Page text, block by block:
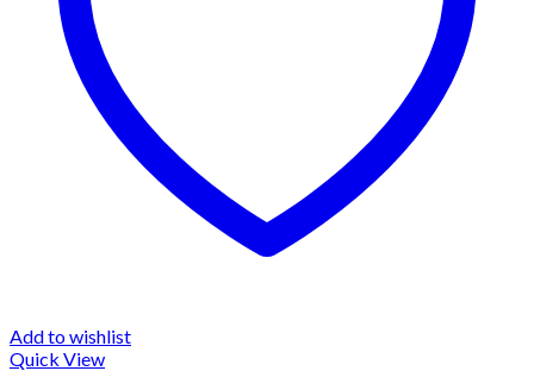
Add to wishlist
Quick View